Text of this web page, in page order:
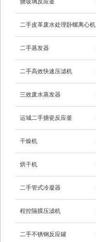
搪玻璃反应釜
二手皮革废水处理卧螺离心机
二手蒸发器
二手高效快速压滤机
三效废水蒸发器
运城二手搪瓷反应釜
干燥机
烘干机
二手管式冷凝器
程控隔膜压滤机
二手不锈钢反应罐